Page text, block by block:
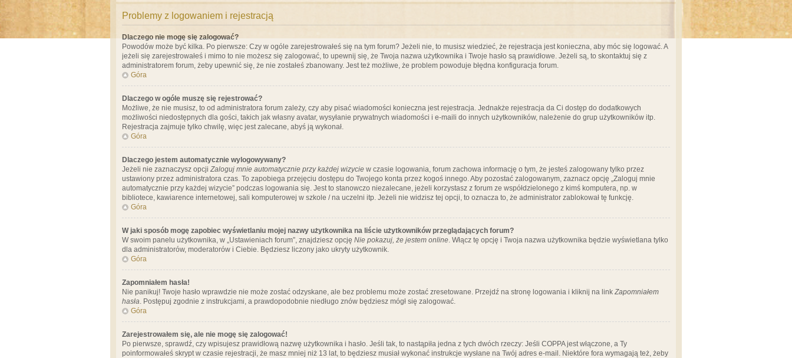
Problemy z logowaniem i rejestracją
Dlaczego nie mogę się zalogować?
Powodów może być kilka. Po pierwsze: Czy w ogóle zarejestrowałeś się na tym forum? Jeżeli nie, to musisz wiedzieć, że rejestracja jest konieczna, aby móc się logować. A
jeżeli się zarejestrowałeś i mimo to nie możesz się zalogować, to upewnij się, że Twoja nazwa użytkownika i Twoje hasło są prawidłowe. Jeżeli są, to skontaktuj się z
administratorem forum, żeby upewnić się, że nie zostałeś zbanowany. Jest też możliwe, że problem powoduje błędna konfiguracja forum.
Góra
Dlaczego w ogóle muszę się rejestrować?
Możliwe, że nie musisz, to od administratora forum zależy, czy aby pisać wiadomości konieczna jest rejestracja. Jednakże rejestracja da Ci dostęp do dodatkowych
możliwości niedostępnych dla gości, takich jak własny avatar, wysyłanie prywatnych wiadomości i e-maili do innych użytkowników, należenie do grup użytkowników itp.
Rejestracja zajmuje tylko chwilę, więc jest zalecane, abyś ją wykonał.
Góra
Dlaczego jestem automatycznie wylogowywany?
Jeżeli nie zaznaczysz opcji Zaloguj mnie automatycznie przy każdej wizycie w czasie logowania, forum zachowa informację o tym, że jesteś zalogowany tylko przez
ustawiony przez administratora czas. To zapobiega przejęciu dostępu do Twojego konta przez kogoś innego. Aby pozostać zalogowanym, zaznacz opcję „Zaloguj mnie
automatycznie przy każdej wizycie” podczas logowania się. Jest to stanowczo niezalecane, jeżeli korzystasz z forum ze współdzielonego z kimś komputera, np. w
bibliotece, kawiarence internetowej, sali komputerowej w szkole / na uczelni itp. Jeżeli nie widzisz tej opcji, to oznacza to, że administrator zablokował tę funkcję.
Góra
W jaki sposób mogę zapobiec wyświetlaniu mojej nazwy użytkownika na liście użytkowników przeglądających forum?
W swoim panelu użytkownika, w „Ustawieniach forum”, znajdziesz opcję Nie pokazuj, że jestem online. Włącz tę opcję i Twoja nazwa użytkownika będzie wyświetlana tylko
dla administratorów, moderatorów i Ciebie. Będziesz liczony jako ukryty użytkownik.
Góra
Zapomniałem hasła!
Nie panikuj! Twoje hasło wprawdzie nie może zostać odzyskane, ale bez problemu może zostać zresetowane. Przejdź na stronę logowania i kliknij na link Zapomniałem
hasła. Postępuj zgodnie z instrukcjami, a prawdopodobnie niedługo znów będziesz mógł się zalogować.
Góra
Zarejestrowałem się, ale nie mogę się zalogować!
Po pierwsze, sprawdź, czy wpisujesz prawidłową nazwę użytkownika i hasło. Jeśli tak, to nastąpiła jedna z tych dwóch rzeczy: Jeśli COPPA jest włączone, a Ty
poinformowałeś skrypt w czasie rejestracji, że masz mniej niż 13 lat, to będziesz musiał wykonać instrukcje wysłane na Twój adres e-mail. Niektóre fora wymagają też, żeby